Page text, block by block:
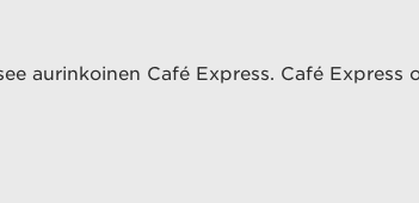
aurinkoinen Café Express. Café